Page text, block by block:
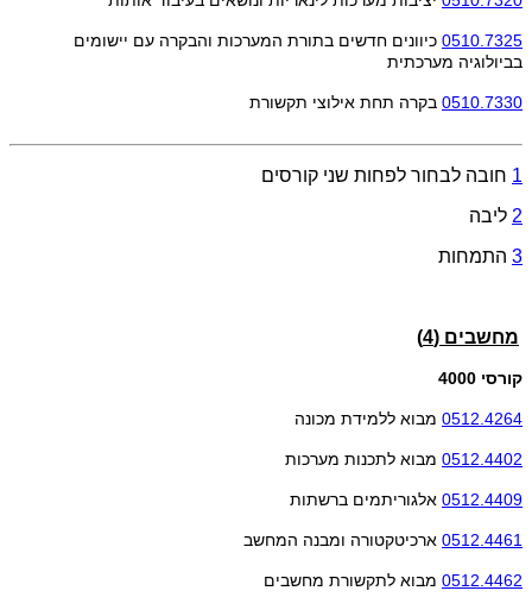
0510.7325 כיוונים חדשים בתורת המערכות והבקרה עם יישומים
בביולוגיה מערכתית
0510.7330 בקרה תחת אילוצי תקשורת
1 חובה לבחור לפחות שני קורסים
2 ליבה
3 התמחות
מחשבים (4)
קורסי 4000
0512.4264 מבוא ללמידת מכונה
0512.4402 מבוא לתכנות מערכות
0512.4409 אלגוריתמים ברשתות
0512.4461 ארכיטקטורה ומבנה המחשב
0512.4462 מבוא לתקשורת מחשבים